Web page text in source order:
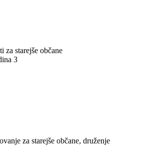
za starejše občane
3
za starejše občane, druženje